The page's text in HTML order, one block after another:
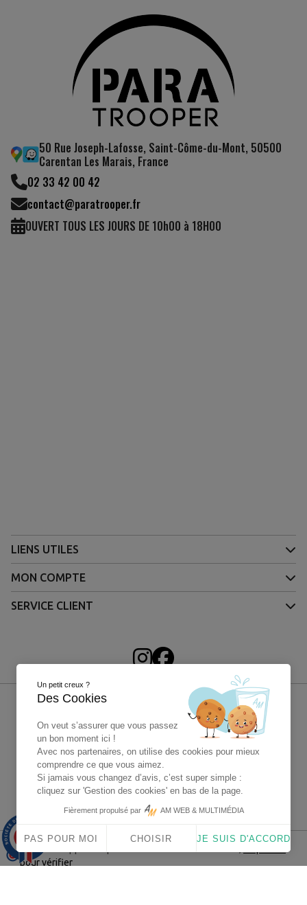
(14 avis)
50 Rue Joseph-Lafosse, Saint-Côme-du-Mont, 50500
Carentan Les Marais, France
02 33 42 00 42
contact@paratrooper.fr
OUVERT TOUS LES JOURS DE 10h00 à 18H00
LIENS UTILES
MON COMPTE
SERVICE CLIENT
4X sans frais Paypal
pour vérifier
9.9/10
1563 avis
Un petit creux ?
Des Cookies
On veut s’assurer que vous passez
un bon moment ici !
Avec nos partenaires, on utilise des cookies pour mieux
comprendre ce que vous aimez.
Si jamais vous changez d’avis, c’est super simple :
cliquez sur 'Gestion des cookies' en bas de la page.
Fièrement propulsé par AM WEB & MULTIMÉDIA
PAS POUR MOI CHOISIR JE SUIS D'ACCORD